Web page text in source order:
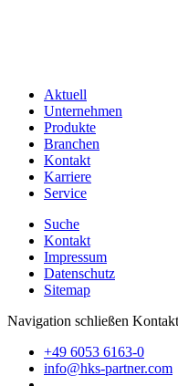
Aktuell
Unternehmen
Produkte
Branchen
Kontakt
Karriere
Service
Suche
Kontakt
Impressum
Datenschutz
Sitemap
Navigation schließen
+49 6053 6163-0
info@hks-partner.com